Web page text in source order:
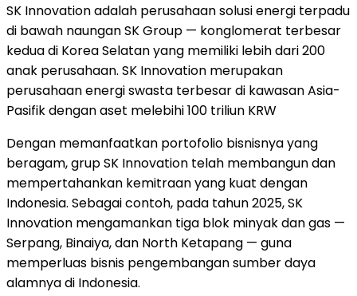
SK Innovation adalah perusahaan solusi energi terpadu
di bawah naungan SK Group — konglomerat terbesar
kedua di Korea Selatan yang memiliki lebih dari 200
anak perusahaan. SK Innovation merupakan
perusahaan energi swasta terbesar di kawasan Asia-
Pasifikdengan aset melebihi 100 triliun KRW
Dengan memanfaatkan portofolio bisnisnya yang
beragam, grup SK Innovation telah membangun dan
mempertahankan kemitraan yang kuat dengan
Indonesia. Sebagai contoh, pada tahun 2025, SK
Innovation mengamankan tiga blok minyak dan gas —
Serpang, Binaiya, dan North Ketapang — guna
memperluas bisnis pengembangan sumber daya
alamnya di Indonesia.